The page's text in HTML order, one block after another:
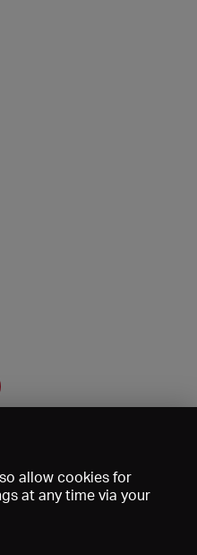
allow cookies for
at any time via your